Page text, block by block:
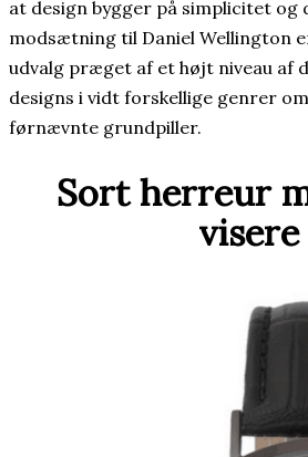
at design bygger på simplicitet og
modsætning til Daniel Wellington
udvalg præget af et højt niveau af
designs i vidt forskellige genrer
førnævnte grundpiller.
Sort herreur
visere